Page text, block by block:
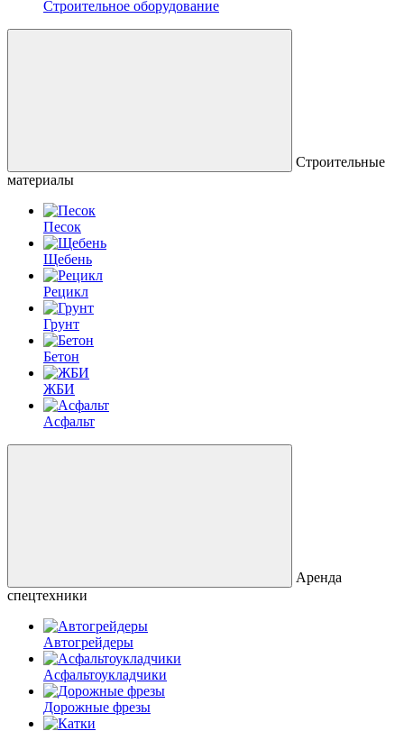
Строительное оборудование
Строительные
материалы
Песок
Щебень
Рецикл
Грунт
Бетон
ЖБИ
Асфальт
Аренда
спецтехники
Автогрейдеры
Асфальто­укладчики
Дорожные фрезы